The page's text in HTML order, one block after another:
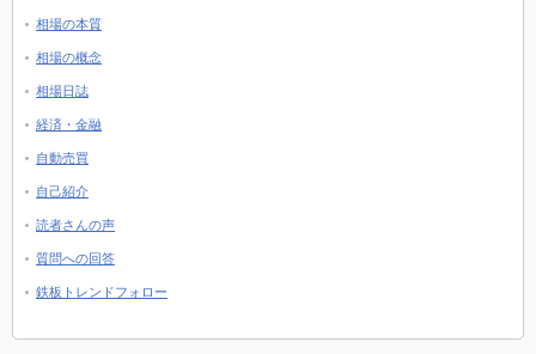
相場の本質
相場の概念
相場日誌
経済・金融
自動売買
自己紹介
読者さんの声
質問への回答
鉄板トレンドフォロー